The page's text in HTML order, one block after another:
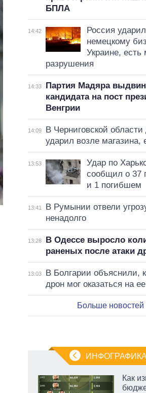
БПЛА
14:42
Россия
немецкому
Украине,
разрушения
14:33
Партия Мадяра
кандидата на пост
Венгрии
14:09
В Черниговской
ударил возле магазина,
13:53
Удар по
сообщил о 37
и 1 погибшем
13:41
В Румынии отвели
ненадолго
13:28
В Одессе выросло
раненых после атаки
13:03
В Болгарии объяснили,
дрон мог оказаться на
Больше новостей
ИНФОГРАФИКА
Как